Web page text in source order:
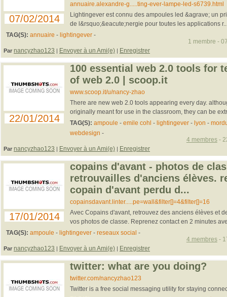
07/02/2014
annuaire.alexandre-g.....ting-ever-lampe-led-s6739.html
Lightingever est connu des ampoules led &agrave; un
de l&rsquo;&eacute;nergie pour toutes les applications
TAG(S): annuaire - lightingever -
Par nancyzhao123 | Envoyer à un Ami(e) | Enregistrer
1 membre -
22/01/2014
100 essential web 2.0 tools for
of web 2.0 | scoop.it
www.scoop.it/u/nancy-zhao
There are new web 2.0 tools appearing every day.
originally meant for use in the classroom, they can be
TAG(S): ampoule - emile cohl - lightingever- lyon -
webdesign -
Par nancyzhao123 | Envoyer à un Ami(e) | Enregistrer
4 membres-
17/01/2014
copains d'avant - photos de
retrouvailles d'anciens élèves.
copain d'avant perdu d...
copainsdavant.linter.....pe=wall&filter[]=4&filter[]=16
Avec Copains d'avant, retrouvez des anciens élèves et
vos photos de classe. Reprenez contact en 2 minutes
TAG(S): ampoule - lightingever - reseaux social -
Par nancyzhao123 | Envoyer à un Ami(e) | Enregistrer
4 membres-
twitter: what are you doing?
twitter.com/nancyzhao123
Twitter is a free social messaging utility for staying